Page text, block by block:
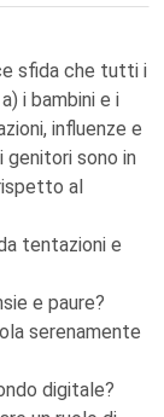
sfida che tutti i
i bambini e i
influenze e
sono in
al
tentazioni e
e paure?
serenamente
digitale?